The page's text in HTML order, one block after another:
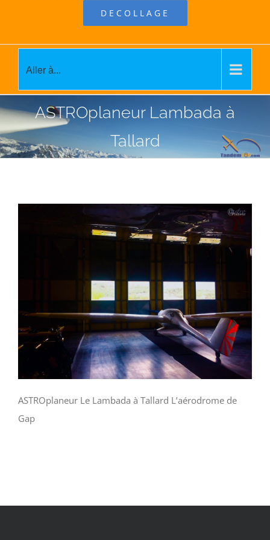
DECOLLAGE
Aller à...
ASTROplaneur Lambada à
Tallard
ASTROplaneur Le Lambada à Tallard L’aérodrome de
Gap